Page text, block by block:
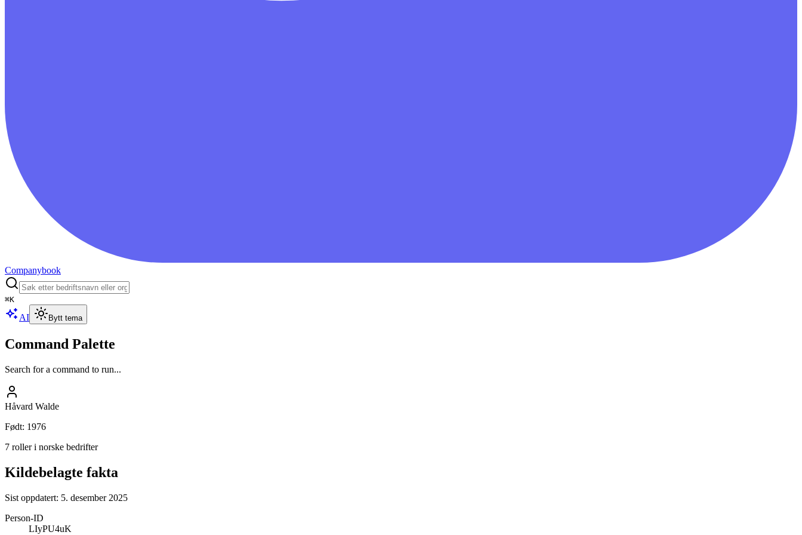
Companybook
⌘K
AI Bytt tema
Command Palette
Search for a command to run...
Håvard Walde
Født: 1976
7 roller i norske bedrifter
Kildebelagte fakta
Sist oppdatert: 5. desember 2025
Person-ID
LIyPU4uK